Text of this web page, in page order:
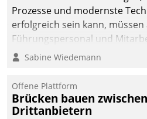
Prozesse und modernste
erfolgreich sein kann, müssen
Führungspersonal und
verändern und anzupassen,
Sabine Wiedemann
Offene Plattform
Brücken bauen
Drittanbietern